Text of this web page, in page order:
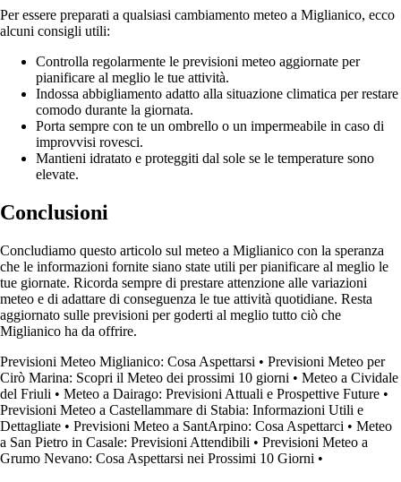
Per essere preparati a qualsiasi cambiamento meteo a Miglianico, ecco
alcuni consigli utili:
Controlla regolarmente le previsioni meteo aggiornate per
pianificare al meglio le tue attività.
Indossa abbigliamento adatto alla situazione climatica per restare
comodo durante la giornata.
Porta sempre con te un ombrello o un impermeabile in caso di
improvvisi rovesci.
Mantieni idratato e proteggiti dal sole se le temperature sono
elevate.
Conclusioni
Concludiamo questo articolo sul meteo a Miglianico con la speranza
che le informazioni fornite siano state utili per pianificare al meglio le
tue giornate. Ricorda sempre di prestare attenzione alle variazioni
meteo e di adattare di conseguenza le tue attività quotidiane. Resta
aggiornato sulle previsioni per goderti al meglio tutto ciò che
Miglianico ha da offrire.
Previsioni Meteo Miglianico: Cosa Aspettarsi • Previsioni Meteo per
Cirò Marina: Scopri il Meteo dei prossimi 10 giorni • Meteo a Cividale
del Friuli • Meteo a Dairago: Previsioni Attuali e Prospettive Future •
Previsioni Meteo a Castellammare di Stabia: Informazioni Utili e
Dettagliate • Previsioni Meteo a SantArpino: Cosa Aspettarci • Meteo
a San Pietro in Casale: Previsioni Attendibili • Previsioni Meteo a
Grumo Nevano: Cosa Aspettarsi nei Prossimi 10 Giorni •